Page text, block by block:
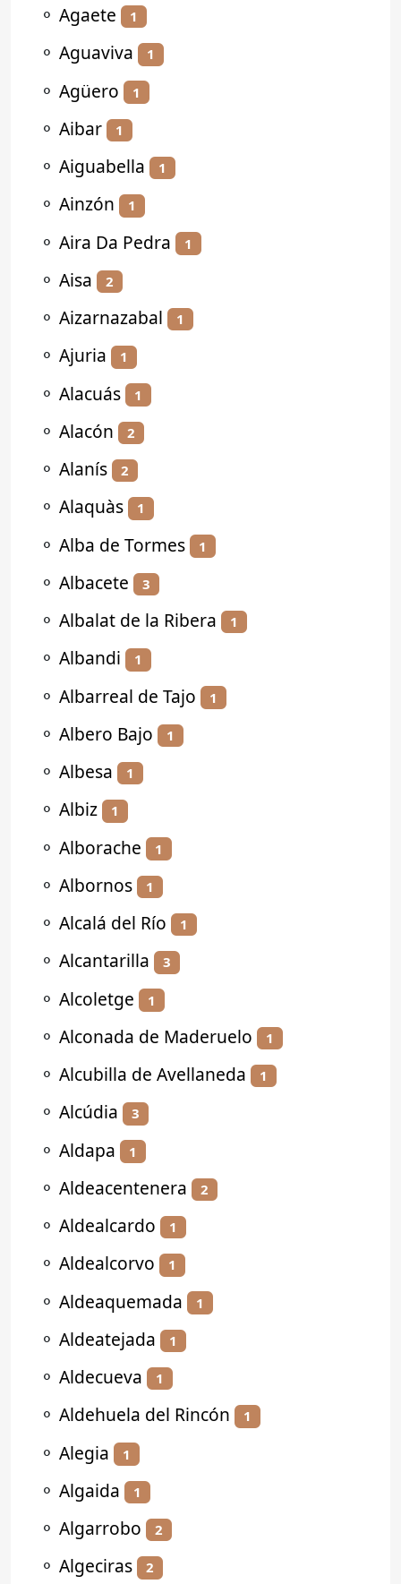
⚬ Agaete 1
⚬ Aguaviva 1
⚬ Agüero 1
⚬ Aibar 1
⚬ Aiguabella 1
⚬ Ainzón 1
⚬ Aira Da Pedra 1
⚬ Aisa 2
⚬ Aizarnazabal 1
⚬ Ajuria 1
⚬ Alacuás 1
⚬ Alacón 2
⚬ Alanís 2
⚬ Alaquàs 1
⚬ Alba de Tormes 1
⚬ Albacete 3
⚬ Albalat de la Ribera 1
⚬ Albandi 1
⚬ Albarreal de Tajo 1
⚬ Albero Bajo 1
⚬ Albesa 1
⚬ Albiz 1
⚬ Alborache 1
⚬ Albornos 1
⚬ Alcalá del Río 1
⚬ Alcantarilla 3
⚬ Alcoletge 1
⚬ Alconada de Maderuelo 1
⚬ Alcubilla de Avellaneda 1
⚬ Alcúdia 3
⚬ Aldapa 1
⚬ Aldeacentenera 2
⚬ Aldealcardo 1
⚬ Aldealcorvo 1
⚬ Aldeaquemada 1
⚬ Aldeatejada 1
⚬ Aldecueva 1
⚬ Aldehuela del Rincón 1
⚬ Alegia 1
⚬ Algaida 1
⚬ Algarrobo 2
⚬ Algeciras 2